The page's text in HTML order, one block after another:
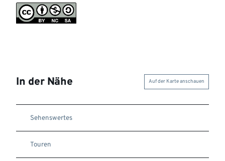
In der Nähe Auf der Karte anschauen
Sehenswertes
Touren